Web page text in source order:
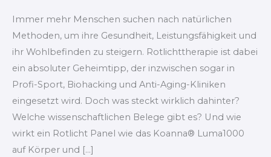
Immer mehr Menschen suchen nach natürlichen
Methoden, um ihre Gesundheit, Leistungsfähigkeit und
ihr Wohlbefinden zu steigern. Rotlichttherapie ist dabei
ein absoluter Geheimtipp, der inzwischen sogar in
Profi-Sport, Biohacking und Anti-Aging-Kliniken
eingesetzt wird. Doch was steckt wirklich dahinter?
Welche wissenschaftlichen Belege gibt es? Und wie
wirkt ein Rotlicht Panel wie das Koanna® Luma1000
auf Körper und […]